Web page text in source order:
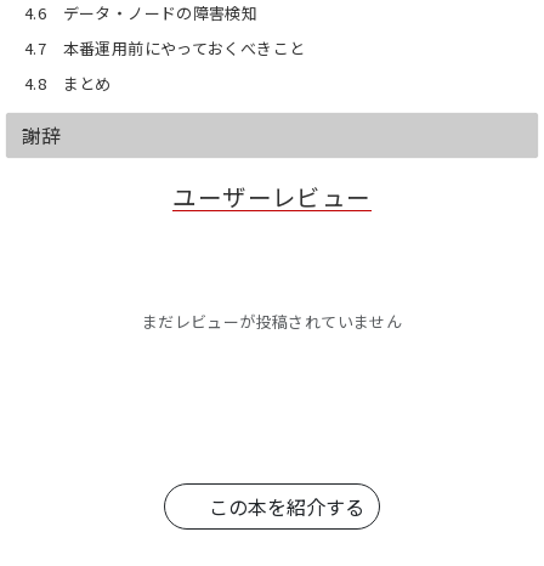
4.6 データ・ノードの障害検知
4.7 本番運用前にやっておくべきこと
4.8 まとめ
謝辞
ユーザーレビュー
まだレビューが投稿されていません
この本を紹介する